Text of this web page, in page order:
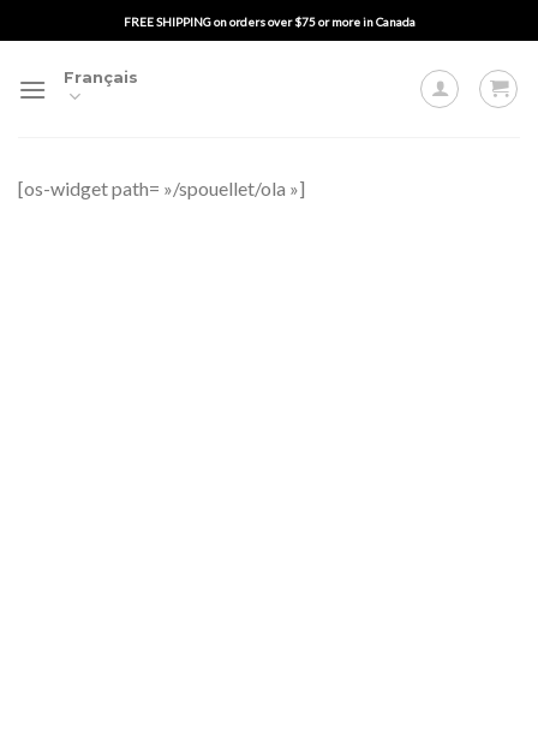
au
FREE SHIPPING on orders over $75 or more in Canada
Français
[os-widget path= »/spouellet/ola »]